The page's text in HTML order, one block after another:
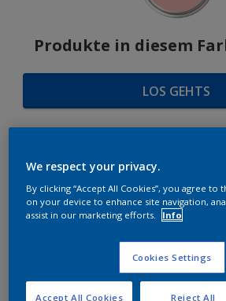
Produkte in diesem
LOS GEHTS
Das perfekte Weiß
We respect your privacy.
By clicking “Accept All Cookies”, you agree
on your device to enhance site navigation,
assist in our marketing efforts.
Info
Cookies Settings
Reject All
Accept All Cookies